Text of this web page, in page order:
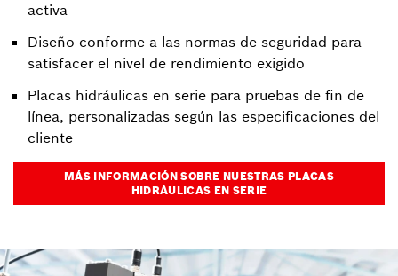
activa
Diseño conforme a las normas de seguridad para
satisfacer el nivel de rendimiento exigido
Placas hidráulicas en serie para pruebas de fin de
línea, personalizadas según las especificaciones del
cliente
MÁS INFORMACIÓN SOBRE NUESTRAS PLACAS
HIDRÁULICAS EN SERIE